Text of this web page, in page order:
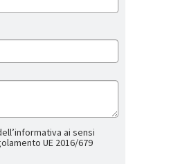
ai sensi
UE 2016/679